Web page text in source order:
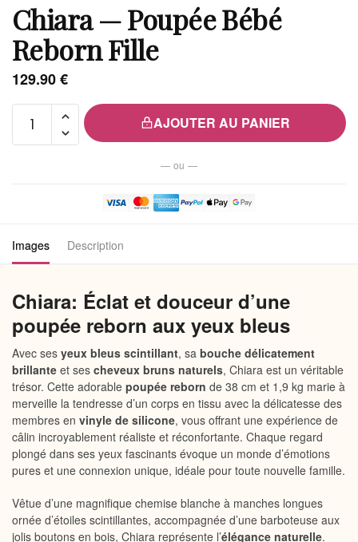
Chiara — Poupée Bébé
Reborn Fille
129.90€
Fille
AJOUTER AU PANIER
— ou —
Images Description
Chiara: Éclat et douceur d’une
poupée reborn aux yeux bleus
Avec ses yeux bleus scintillant, sa bouche délicatement
brillante et ses cheveux bruns naturels, Chiara est un véritable
trésor. Cette adorable poupée reborn de 38 cm et 1,9 kg marie à
merveille la tendresse d’un corps en tissu avec la délicatesse des
membres en vinyle de silicone, vous offrant une expérience de
câlin incroyablement réaliste et réconfortante. Chaque regard
plongé dans ses yeux fascinants évoque un monde d’émotions
pures et une connexion unique, idéale pour toute nouvelle famille.
Vêtue d’une magnifique chemise blanche à manches longues
ornée d’étoiles scintillantes, accompagnée d’une barboteuse aux
jolis boutons en bois, Chiara représente l’élégance naturelle.